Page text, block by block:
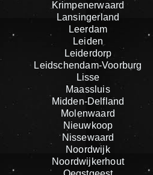
Krimpenerwaard
Lansingerland
Leerdam
Leiden
Leiderdorp
Leidschendam-Voorburg
Lisse
Maassluis
Midden-Delfland
Molenwaard
Nieuwkoop
Nissewaard
Noordwijk
Noordwijkerhout